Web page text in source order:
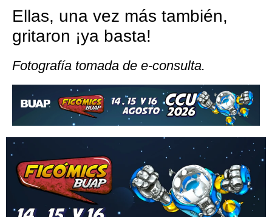
Ellas, una vez más también,
gritaron ¡ya basta!
Fotografía tomada de e-consulta.